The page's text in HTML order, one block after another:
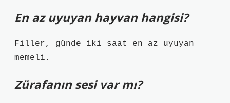
En az uyuyan hayvan hangisi?
Filler, günde iki saat en az uyuyan
memeli.
Zürafanın sesi var mı?